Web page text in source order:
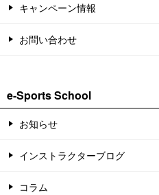
キャンペーン情報
お問い合わせ
e-Sports School
お知らせ
インストラクターブログ
コラム